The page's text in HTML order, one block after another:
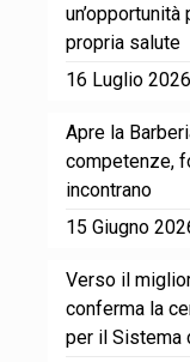
propria salute
16 Luglio 2026
Apre la
competenze,
incontrano
15 Giugno
Verso il
conferma la
per il Sistema